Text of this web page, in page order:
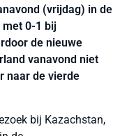
(vrijdag) in de
0-1 bij
de nieuwe
vanavond niet
naar de vierde
bij Kazachstan,